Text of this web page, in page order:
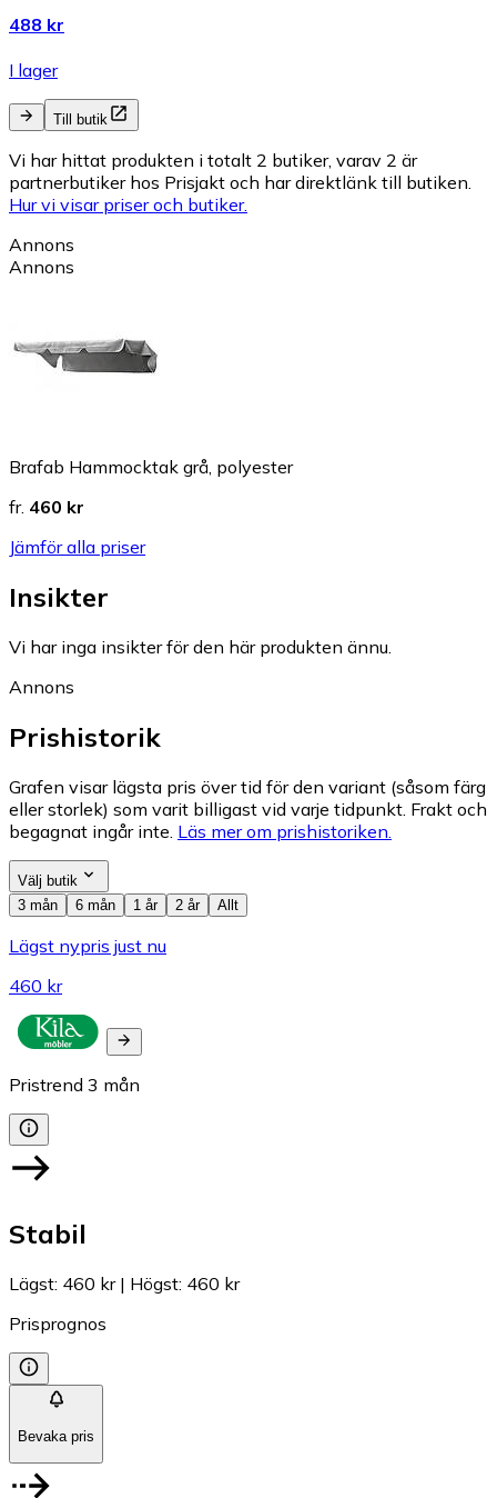
488 kr
I lager
Till butik
Vi har hittat produkten i totalt 2 butiker, varav 2 är
partnerbutiker hos Prisjakt och har direktlänk till butiken.
Hur vi visar priser och butiker.
Annons
Annons
Brafab Hammocktak grå, polyester
fr. 460 kr
Jämför alla priser
Insikter
Vi har inga insikter för den här produkten ännu.
Annons
Prishistorik
Grafen visar lägsta pris över tid för den variant (såsom färg
eller storlek) som varit billigast vid varje tidpunkt. Frakt och
begagnat ingår inte. Läs mer om prishistoriken.
Välj butik
3 mån
6 mån 1 år 2 år Allt
Lägst nypris just nu
460 kr
Pristrend 3 mån
Stabil
Lägst: 460 kr| Högst: 460 kr
Prisprognos
Bevaka pris